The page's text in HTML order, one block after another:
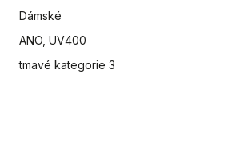
Dámské
ANO, UV400
tmavé kategorie 3